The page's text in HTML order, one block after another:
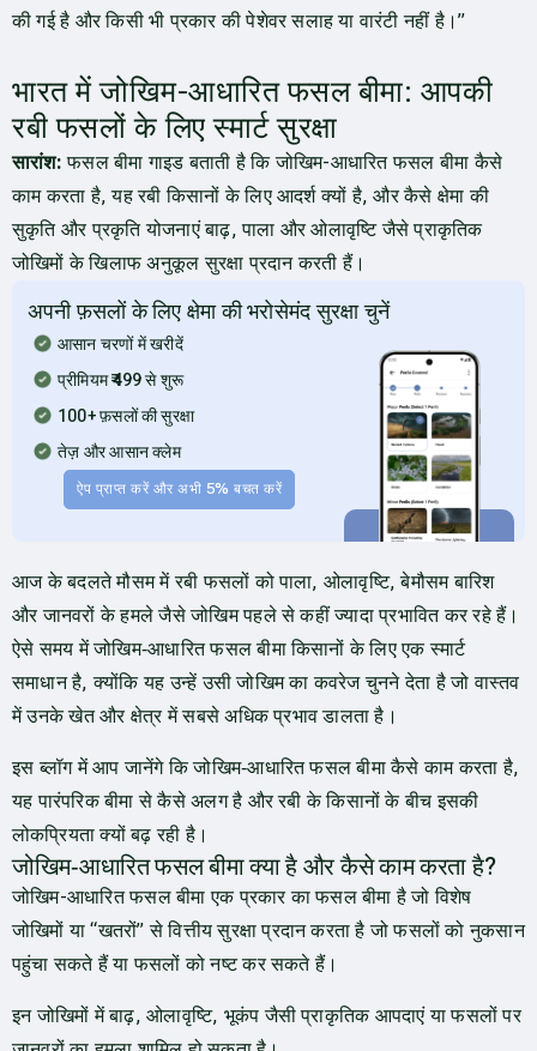
की गई है और किसी भी प्रकार की पेशेवर सलाह या वारंटी नहीं है।”
भारत में जोखिम-आधारित फसल बीमा: आपकी
रबी फसलों के लिए स्मार्ट सुरक्षा
सारांश: फसल बीमा गाइड बताती है कि जोखिम-आधारित फसल बीमा कैसे
काम करता है, यह रबी किसानों के लिए आदर्श क्यों है, और कैसे क्षेमा की
सुकृति और प्रकृति योजनाएं बाढ़, पाला और ओलावृष्टि जैसे प्राकृतिक
जोखिमों के खिलाफ अनुकूल सुरक्षा प्रदान करती हैं।
अपनी फ़सलों के लिए क्षेमा की भरोसेमंद सुरक्षा चुनें
आसान चरणों में खरीदें
प्रीमियम ₹499 से शुरू
100+ फ़सलों की सुरक्षा
तेज़ और आसान क्लेम
ऐप प्राप्त करें और अभी 5% बचत करें
आज के बदलते मौसम में रबी फसलों को पाला, ओलावृष्टि, बेमौसम बारिश
और जानवरों के हमले जैसे जोखिम पहले से कहीं ज्यादा प्रभावित कर रहे हैं।
ऐसे समय में जोखिम‑आधारित फसल बीमा किसानों के लिए एक स्मार्ट
समाधान है, क्योंकि यह उन्हें उसी जोखिम का कवरेज चुनने देता है जो वास्तव
में उनके खेत और क्षेत्र में सबसे अधिक प्रभाव डालता है।
इस ब्लॉग में आप जानेंगे कि जोखिम‑आधारित फसल बीमा कैसे काम करता है,
यह पारंपरिक बीमा से कैसे अलग है और रबी के किसानों के बीच इसकी
लोकप्रियता क्यों बढ़ रही है।
जोखिम‑आधारित फसल बीमा क्या है और कैसे काम करता है?
जोखिम-आधारित फसल बीमा एक प्रकार का फसल बीमा है जो विशेष
जोखिमों या “खतरों” से वित्तीय सुरक्षा प्रदान करता है जो फसलों को नुकसान
पहुंचा सकते हैं या फसलों को नष्ट कर सकते हैं।
इन जोखिमों में बाढ़, ओलावृष्टि, भूकंप जैसी प्राकृतिक आपदाएं या फसलों पर